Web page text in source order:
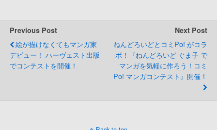
Previous Post
絵が描けなくてもマンガ家
デビュー！ ハーヴェスト出版
でコンテストを開催！
Next Post
ねんどろいどとコミPo! がコラ
ボ！『ねんどろいど ぐま子 で
マンガを気軽に作ろう！コミ
Po! マンガコンテスト』開催！